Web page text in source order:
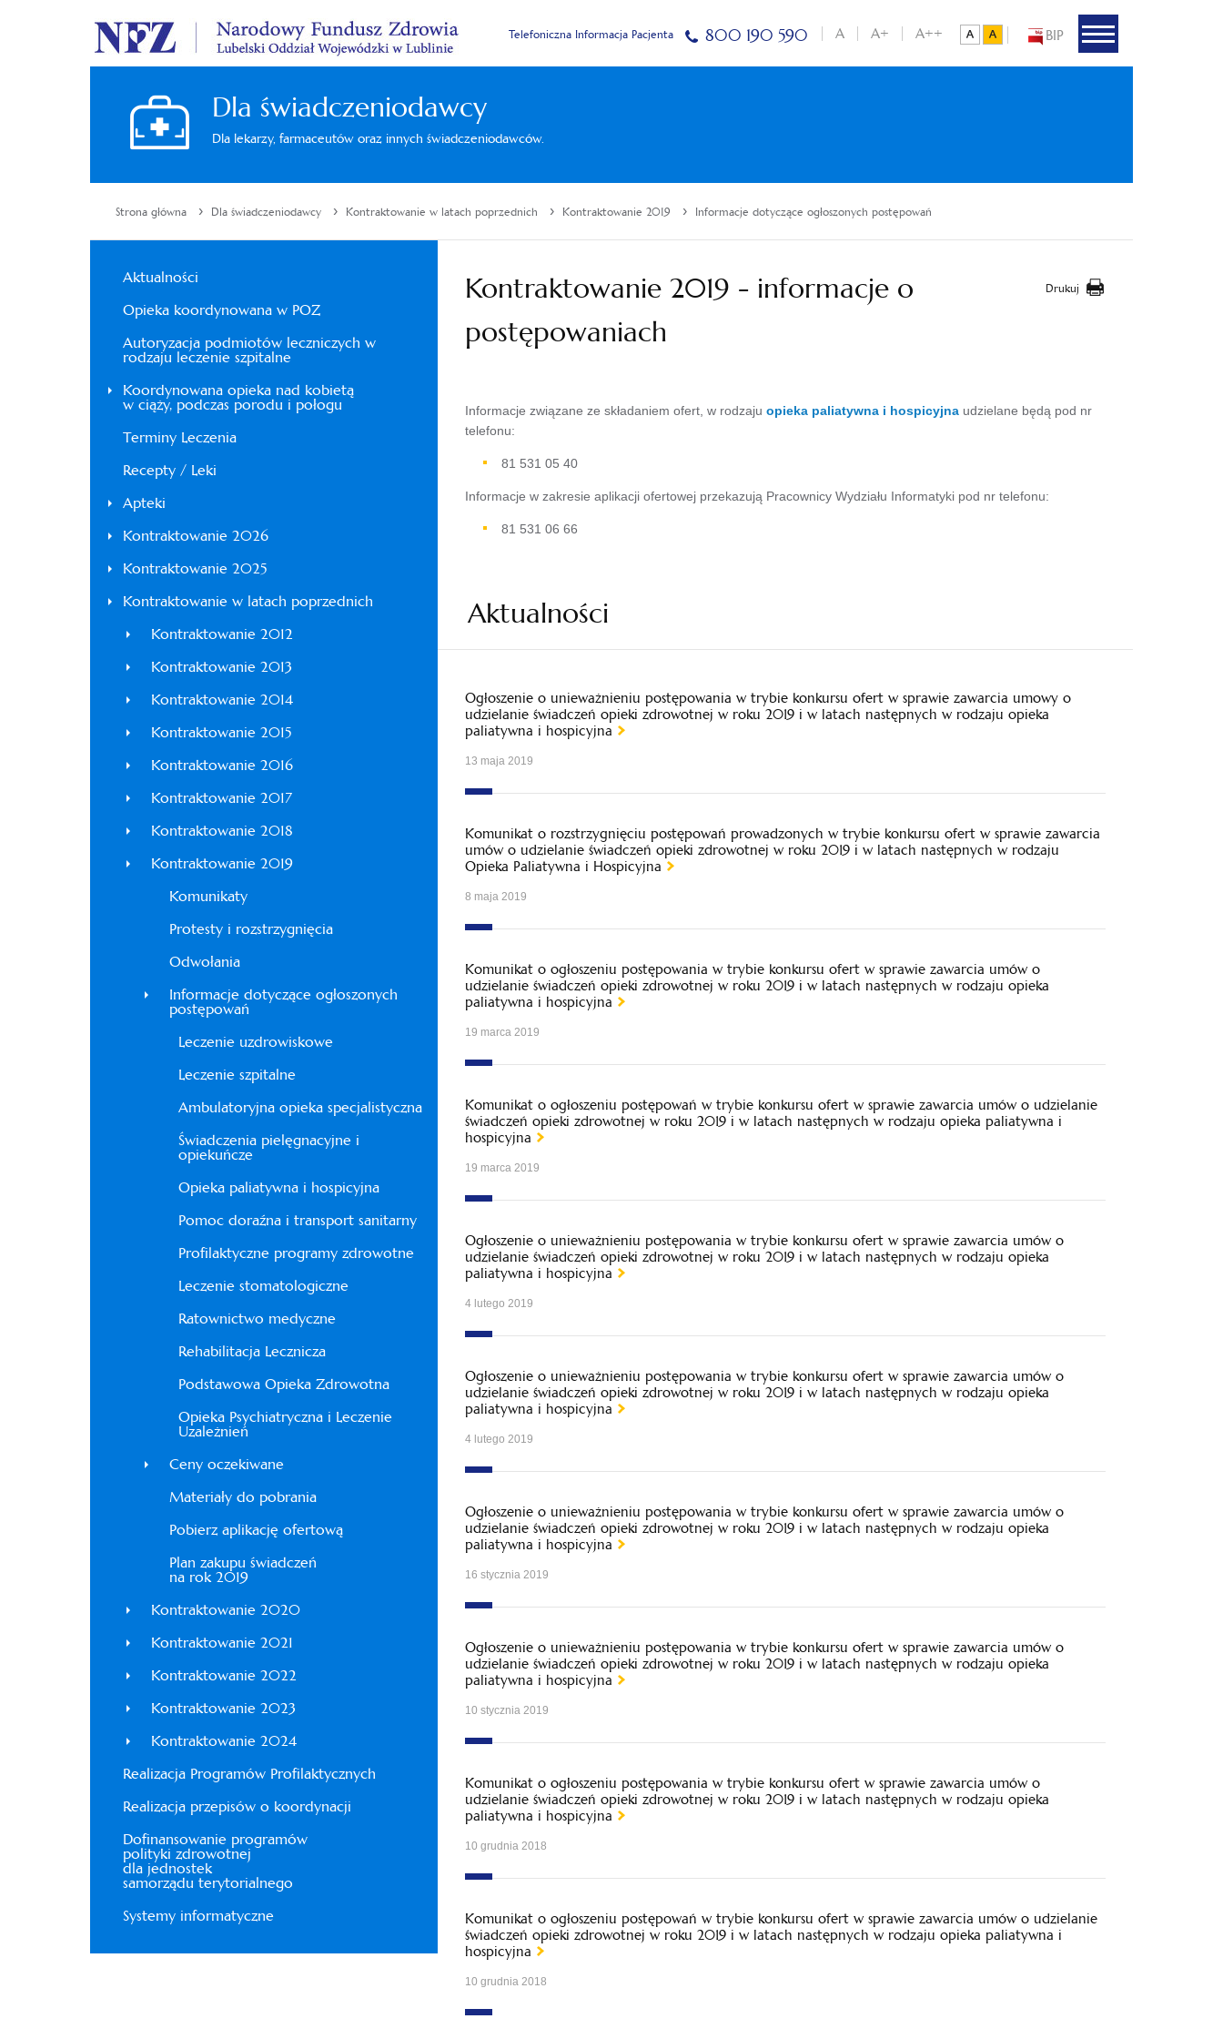
BIP
A A+ A++
Telefoniczna Informacja Pacjenta 800 190 590
Dla świadczeniodawcy
Dla lekarzy, farmaceutów oraz innych świadczeniodawców.
Strona główna › Dla świadczeniodawcy › Kontraktowanie w latach poprzednich › Kontraktowanie 2019 › Informacje dotyczące ogłoszonych postępowań
Aktualności
Opieka koordynowana w POZ
Autoryzacja podmiotów leczniczych w
rodzaju leczenie szpitalne
Koordynowana opieka nad kobietą
w ciąży, podczas porodu i połogu
Terminy Leczenia
Recepty / Leki
Apteki
Kontraktowanie 2026
Kontraktowanie 2025
Kontraktowanie w latach poprzednich
Kontraktowanie 2012
Kontraktowanie 2013
Kontraktowanie 2014
Kontraktowanie 2015
Kontraktowanie 2016
Kontraktowanie 2017
Kontraktowanie 2018
Kontraktowanie 2019
Komunikaty
Protesty i rozstrzygnięcia
Odwołania
Informacje dotyczące ogłoszonych
postępowań
Leczenie uzdrowiskowe
Leczenie szpitalne
Ambulatoryjna opieka specjalistyczna
Świadczenia pielęgnacyjne i
opiekuńcze
Opieka paliatywna i hospicyjna
Pomoc doraźna i transport sanitarny
Profilaktyczne programy zdrowotne
Leczenie stomatologiczne
Ratownictwo medyczne
Rehabilitacja Lecznicza
Podstawowa Opieka Zdrowotna
Opieka Psychiatryczna i Leczenie
Uzależnień
Ceny oczekiwane
Materiały do pobrania
Pobierz aplikację ofertową
Plan zakupu świadczeń
na rok 2019
Kontraktowanie 2020
Kontraktowanie 2021
Kontraktowanie 2022
Kontraktowanie 2023
Kontraktowanie 2024
Realizacja Programów Profilaktycznych
Realizacja przepisów o koordynacji
Dofinansowanie programów
polityki zdrowotnej
dla jednostek
samorządu terytorialnego
Systemy informatyczne
Drukuj
Kontraktowanie 2019 - informacje o
postępowaniach
Informacje związane ze składaniem ofert, w rodzaju opieka paliatywna i hospicyjnaudzielane będą pod nr
telefonu:
81 531 05 40
Informacje w zakresie aplikacji ofertowej przekazują Pracownicy Wydziału Informatyki pod nr telefonu:
81 531 06 66
Aktualności
Ogłoszenie o unieważnieniu postępowania w trybie konkursu ofert w sprawie zawarcia umowy o
udzielanie świadczeń opieki zdrowotnej w roku 2019 i w latach następnych w rodzaju opieka
paliatywna i hospicyjna
13 maja 2019
Komunikat o rozstrzygnięciu postępowań prowadzonych w trybie konkursu ofert w sprawie zawarcia
umów o udzielanie świadczeń opieki zdrowotnej w roku 2019 i w latach następnych w rodzaju
Opieka Paliatywna i Hospicyjna
8 maja 2019
Komunikat o ogłoszeniu postępowania w trybie konkursu ofert w sprawie zawarcia umów o
udzielanie świadczeń opieki zdrowotnej w roku 2019 i w latach następnych w rodzaju opieka
paliatywna i hospicyjna
19 marca 2019
Komunikat o ogłoszeniu postępowań w trybie konkursu ofert w sprawie zawarcia umów o udzielanie
świadczeń opieki zdrowotnej w roku 2019 i w latach następnych w rodzaju opieka paliatywna i
hospicyjna
19 marca 2019
Ogłoszenie o unieważnieniu postępowania w trybie konkursu ofert w sprawie zawarcia umów o
udzielanie świadczeń opieki zdrowotnej w roku 2019 i w latach następnych w rodzaju opieka
paliatywna i hospicyjna
4 lutego 2019
Ogłoszenie o unieważnieniu postępowania w trybie konkursu ofert w sprawie zawarcia umów o
udzielanie świadczeń opieki zdrowotnej w roku 2019 i w latach następnych w rodzaju opieka
paliatywna i hospicyjna
4 lutego 2019
Ogłoszenie o unieważnieniu postępowania w trybie konkursu ofert w sprawie zawarcia umów o
udzielanie świadczeń opieki zdrowotnej w roku 2019 i w latach następnych w rodzaju opieka
paliatywna i hospicyjna
16 stycznia 2019
Ogłoszenie o unieważnieniu postępowania w trybie konkursu ofert w sprawie zawarcia umów o
udzielanie świadczeń opieki zdrowotnej w roku 2019 i w latach następnych w rodzaju opieka
paliatywna i hospicyjna
10 stycznia 2019
Komunikat o ogłoszeniu postępowania w trybie konkursu ofert w sprawie zawarcia umów o
udzielanie świadczeń opieki zdrowotnej w roku 2019 i w latach następnych w rodzaju opieka
paliatywna i hospicyjna
10 grudnia 2018
Komunikat o ogłoszeniu postępowań w trybie konkursu ofert w sprawie zawarcia umów o udzielanie
świadczeń opieki zdrowotnej w roku 2019 i w latach następnych w rodzaju opieka paliatywna i
hospicyjna
10 grudnia 2018